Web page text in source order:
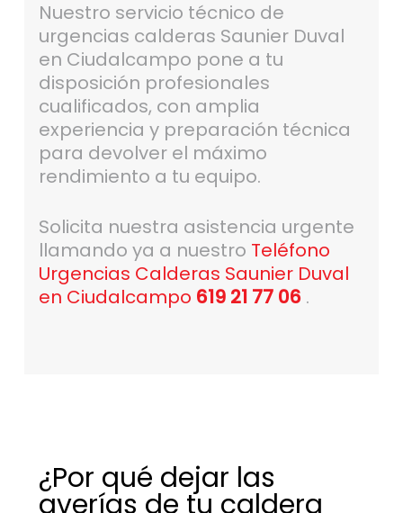
Nuestro servicio técnico de
urgencias calderas Saunier Duval
en Ciudalcampo pone a tu
disposición profesionales
cualificados, con amplia
experiencia y preparación técnica
para devolver el máximo
rendimiento a tu equipo.
Solicita nuestra asistencia urgente
llamando ya a nuestro Teléfono
Urgencias Calderas Saunier Duval
en Ciudalcampo 619 21 77 06 .
¿Por qué dejar las
averías de tu caldera